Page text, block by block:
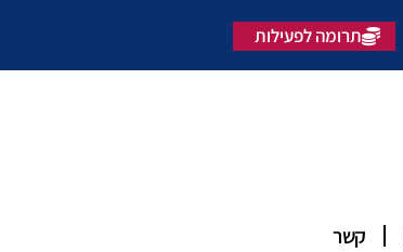
תרומה לפעילות
קשר